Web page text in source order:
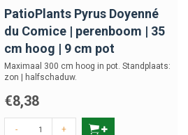
PatioPlants Pyrus Doyenné
du Comice | perenboom | 35
cm hoog | 9 cm pot
Maximaal 300 cm hoog in pot. Standplaats:
zon | halfschaduw.
€8,38
- +